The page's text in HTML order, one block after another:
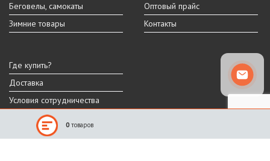
Беговелы, самокаты
Зимние товары
Оптовый прайс
Контакты
Где купить?
Доставка
Условия сотрудничества
Реальный внешний вид и технические характеристики товара могут
отличаться от представленных на сайте.
0 товаров